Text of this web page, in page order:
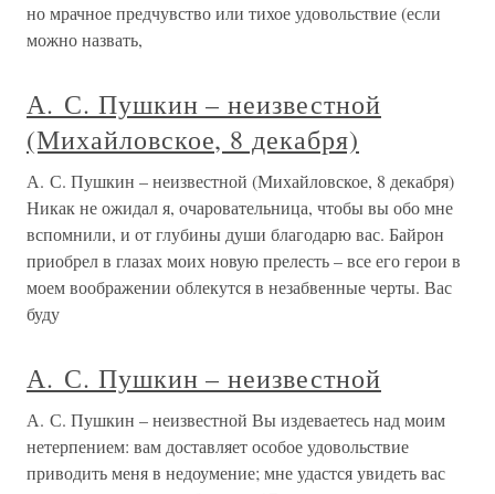
но мрачное предчувство или тихое удовольствие (если
можно назвать,
А. С. Пушкин – неизвестной
(Михайловское, 8 декабря)
А. С. Пушкин – неизвестной (Михайловское, 8 декабря)
Никак не ожидал я, очаровательница, чтобы вы обо мне
вспомнили, и от глубины души благодарю вас. Байрон
приобрел в глазах моих новую прелесть – все его герои в
моем воображении облекутся в незабвенные черты. Вас
буду
А. С. Пушкин – неизвестной
А. С. Пушкин – неизвестной Вы издеваетесь над моим
нетерпением: вам доставляет особое удовольствие
приводить меня в недоумение; мне удастся увидеть вас